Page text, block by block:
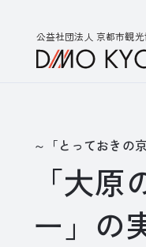
公益社団法人 京都市観
～「とっておきの
「大
ー」の